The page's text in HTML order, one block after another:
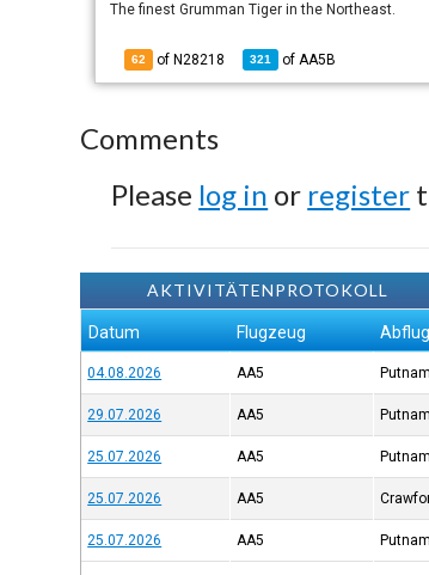
The finest Grumman Tiger in the Northeast.
62 of N28218 321 ofAA5B
Comments
Please log in or register
AKTIVITÄTENPROTOKOLL
Datum Flugzeug
04.08.2026 AA5
29.07.2026 AA5
25.07.2026 AA5
25.07.2026 AA5
25.07.2026 AA5